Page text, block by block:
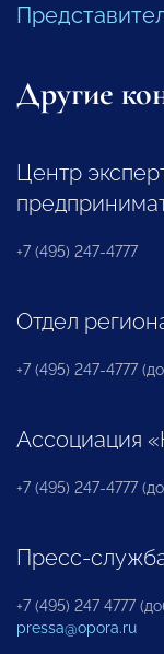
Другие
Центр
+7 (495) 247-4777
Отдел
+7 (495) 247-4777
Ассоциация
+7 (495) 247-4777
Пресс-
+7 (495) 247 4777
pressa@opora.ru